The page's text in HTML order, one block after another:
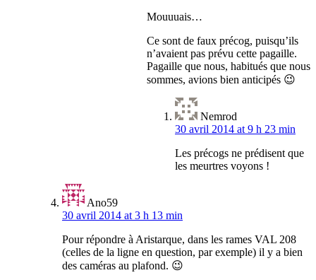
Mouuuais…
Ce sont de faux précog, puisqu’ils
n’avaient pas prévu cette pagaille.
Pagaille que nous, habitués que nous
sommes, avions bien anticipés 😉
Nemrod
30 avril 2014 at 9 h 23 min
Les précogs ne prédisent que
les meurtres voyons !
Ano59
30 avril 2014 at 3 h 13 min
Pour répondre à Aristarque, dans les rames VAL 208
(celles de la ligne en question, par exemple) il y a bien
des caméras au plafond. 😉